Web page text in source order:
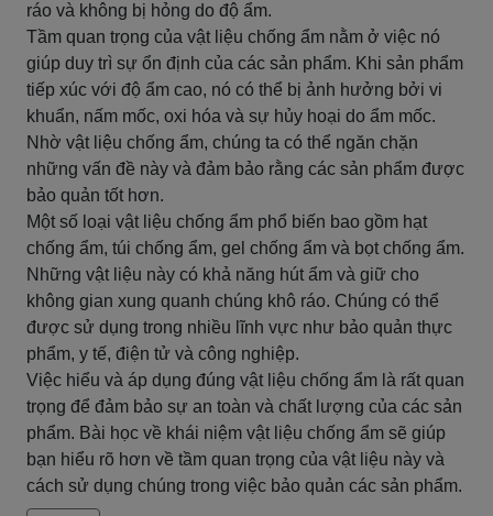
ráo và không bị hỏng do độ ẩm.
Tầm quan trọng của vật liệu chống ẩm nằm ở việc nó
giúp duy trì sự ổn định của các sản phẩm. Khi sản phẩm
tiếp xúc với độ ẩm cao, nó có thể bị ảnh hưởng bởi vi
khuẩn, nấm mốc, oxi hóa và sự hủy hoại do ẩm mốc.
Nhờ vật liệu chống ẩm, chúng ta có thể ngăn chặn
những vấn đề này và đảm bảo rằng các sản phẩm được
bảo quản tốt hơn.
Một số loại vật liệu chống ẩm phổ biến bao gồm hạt
chống ẩm, túi chống ẩm, gel chống ẩm và bọt chống ẩm.
Những vật liệu này có khả năng hút ẩm và giữ cho
không gian xung quanh chúng khô ráo. Chúng có thể
được sử dụng trong nhiều lĩnh vực như bảo quản thực
phẩm, y tế, điện tử và công nghiệp.
Việc hiểu và áp dụng đúng vật liệu chống ẩm là rất quan
trọng để đảm bảo sự an toàn và chất lượng của các sản
phẩm. Bài học về khái niệm vật liệu chống ẩm sẽ giúp
bạn hiểu rõ hơn về tầm quan trọng của vật liệu này và
cách sử dụng chúng trong việc bảo quản các sản phẩm.